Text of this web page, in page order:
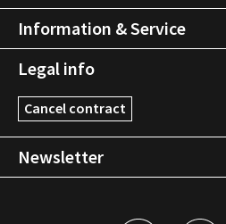
Information & Service
Legal info
Cancel contract
Newsletter